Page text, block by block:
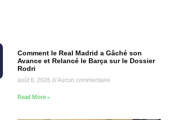
Comment le Real Madrid a Gâché son
Avance et Relancé le Barça sur le Dossier
Rodri
août 6, 2026 Aucun commentaire
Read More »